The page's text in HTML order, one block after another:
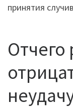
принятия
Отчего